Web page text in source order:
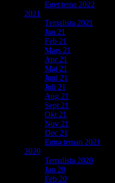
Eget tema 2022
2021
Temalista 2021
Jan 21
Feb 21
Mars 21
Apr 21
Maj 21
Juni 21
Juli 21
Aug 21
Sept 21
Okt 21
Nov 21
Dec 21
Egna teman 2021
2020
Temalista 2020
Jan 20
Feb 20